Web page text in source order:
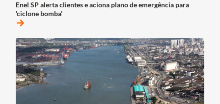
Enel SP alerta clientes e aciona plano de emergência para
‘ciclone bomba’
arrow_forward